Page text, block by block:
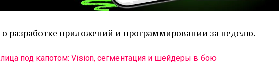
разработке приложений и программировании за неделю.
под капотом: Vision, сегментация и шейдеры в бою